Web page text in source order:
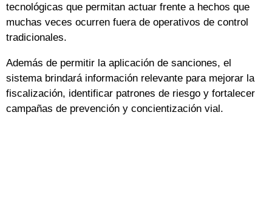
tecnológicas que permitan actuar frente a hechos que
muchas veces ocurren fuera de operativos de control
tradicionales.
Además de permitir la aplicación de sanciones, el
sistema brindará información relevante para mejorar la
fiscalización, identificar patrones de riesgo y fortalecer
campañas de prevención y concientización vial.